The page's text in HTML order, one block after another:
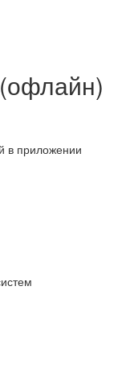
в приложении